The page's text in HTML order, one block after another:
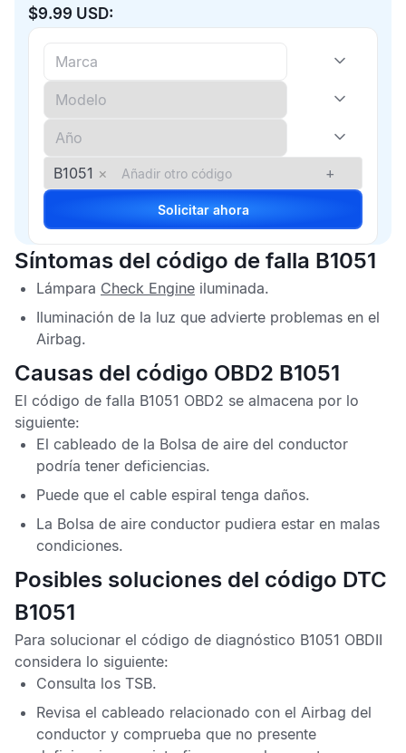
$9.99 USD:
B1051 × +
Solicitar ahora
Síntomas del código de falla B1051
Lámpara Check Engine iluminada.
Iluminación de la luz que advierte problemas en el
Airbag.
Causas del código OBD2 B1051
El código de falla B1051 OBD2 se almacena por lo
siguiente:
El cableado de la Bolsa de aire del conductor
podría tener deficiencias.
Puede que el cable espiral tenga daños.
La Bolsa de aire conductor pudiera estar en malas
condiciones.
Posibles soluciones del código DTC
B1051
Para solucionar el código de diagnóstico B1051 OBDII
considera lo siguiente:
Consulta los TSB.
Revisa el cableado relacionado con el Airbag del
conductor y comprueba que no presente